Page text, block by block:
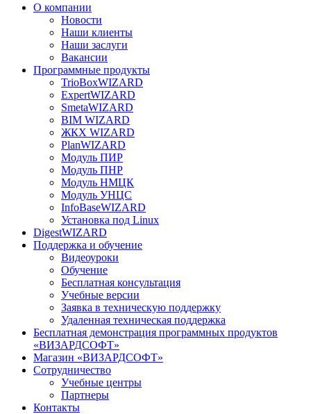
О компании
Новости
Наши клиенты
Наши заслуги
Вакансии
Программные продукты
TrioBoxWIZARD
ExpertWIZARD
SmetaWIZARD
BIM WIZARD
ЖКХ WIZARD
PlanWIZARD
Модуль ПИР
Модуль ПНР
Модуль НМЦК
Модуль УНЦС
InfoBaseWIZARD
Установка под Linux
DigestWIZARD
Поддержка и обучение
Видеоуроки
Обучение
Бесплатная консультация
Учебные версии
Заявка в техническую поддержку
Удаленная техническая поддержка
Бесплатная демонстрация программных продуктов
«ВИЗАРДСОФТ»
Магазин «ВИЗАРДСОФТ»
Сотрудничество
Учебные центры
Партнеры
Контакты